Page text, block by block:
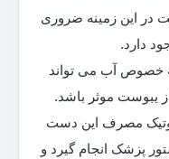
در این زمینه ضروری
دارد.
خصوص آب می تواند
یبوست موثر باشد.
مصرف این دست
پزشک انجام گیرد و